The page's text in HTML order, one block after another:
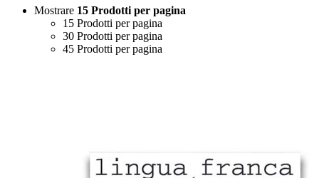
Mostrare 15 Prodotti per pagina
15 Prodotti per pagina
30 Prodotti per pagina
45 Prodotti per pagina